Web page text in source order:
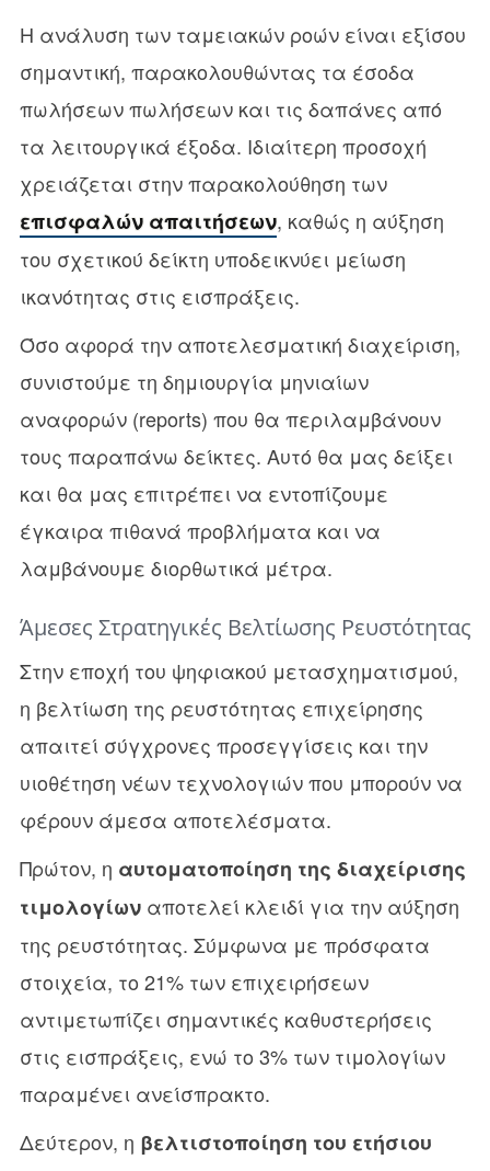
Η ανάλυση των ταμειακών ροών είναι εξίσου
σημαντική, παρακολουθώντας τα έσοδα
πωλήσεων πωλήσεων και τις δαπάνες από
τα λειτουργικά έξοδα. Ιδιαίτερη προσοχή
χρειάζεται στην παρακολούθηση των
επισφαλών απαιτήσεων, καθώς η αύξηση
του σχετικού δείκτη υποδεικνύει μείωση
ικανότητας στις εισπράξεις.
Όσο αφορά την αποτελεσματική διαχείριση,
συνιστούμε τη δημιουργία μηνιαίων
αναφορών (reports) που θα περιλαμβάνουν
τους παραπάνω δείκτες. Αυτό θα μας δείξει
και θα μας επιτρέπει να εντοπίζουμε
έγκαιρα πιθανά προβλήματα και να
λαμβάνουμε διορθωτικά μέτρα.
Άμεσες Στρατηγικές Βελτίωσης Ρευστότητας
Στην εποχή του ψηφιακού μετασχηματισμού,
η βελτίωση της ρευστότητας επιχείρησης
απαιτεί σύγχρονες προσεγγίσεις και την
υιοθέτηση νέων τεχνολογιών που μπορούν να
φέρουν άμεσα αποτελέσματα.
Πρώτον, η αυτοματοποίηση της διαχείρισης
τιμολογίωναποτελεί κλειδί για την αύξηση
της ρευστότητας. Σύμφωνα με πρόσφατα
στοιχεία, το 21% των επιχειρήσεων
αντιμετωπίζει σημαντικές καθυστερήσεις
στις εισπράξεις, ενώ το 3% των τιμολογίων
παραμένει ανείσπρακτο.
Δεύτερον, η βελτιστοποίηση του ετήσιου